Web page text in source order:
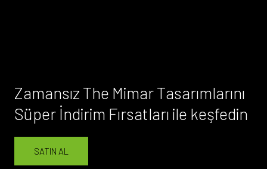
Zamansız The Mimar Tasarımlarını
Süper İndirim Fırsatları ile keşfedin
SATIN AL